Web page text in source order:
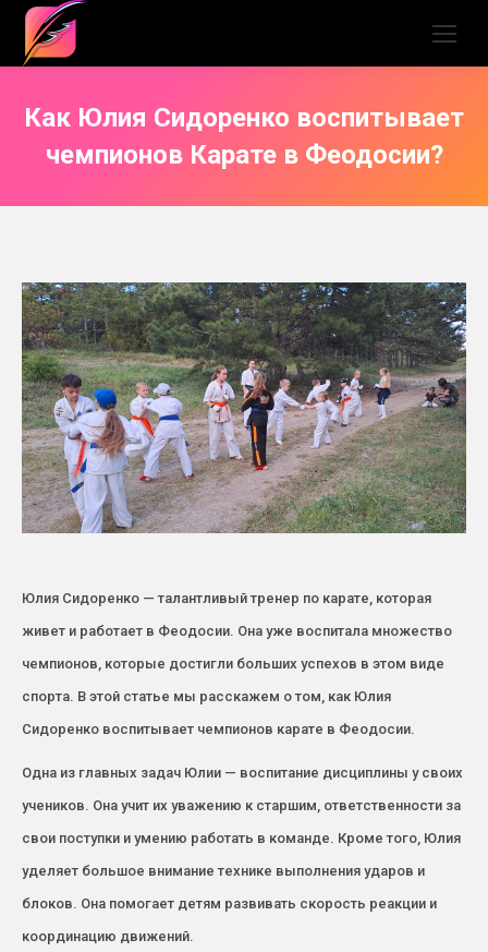
Как Юлия Сидоренко воспитывает
чемпионов Карате в Феодосии?
Юлия Сидоренко — талантливый тренер по карате, которая
живет и работает в Феодосии. Она уже воспитала множество
чемпионов, которые достигли больших успехов в этом виде
спорта. В этой статье мы расскажем о том, как Юлия
Сидоренко воспитывает чемпионов карате в Феодосии.
Одна из главных задач Юлии — воспитание дисциплины у своих
учеников. Она учит их уважению к старшим, ответственности за
свои поступки и умению работать в команде. Кроме того, Юлия
уделяет большое внимание технике выполнения ударов и
блоков. Она помогает детям развивать скорость реакции и
координацию движений.